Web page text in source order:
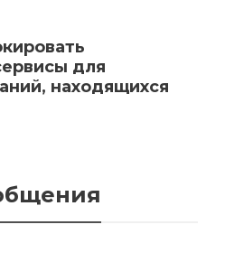
для
находящихся